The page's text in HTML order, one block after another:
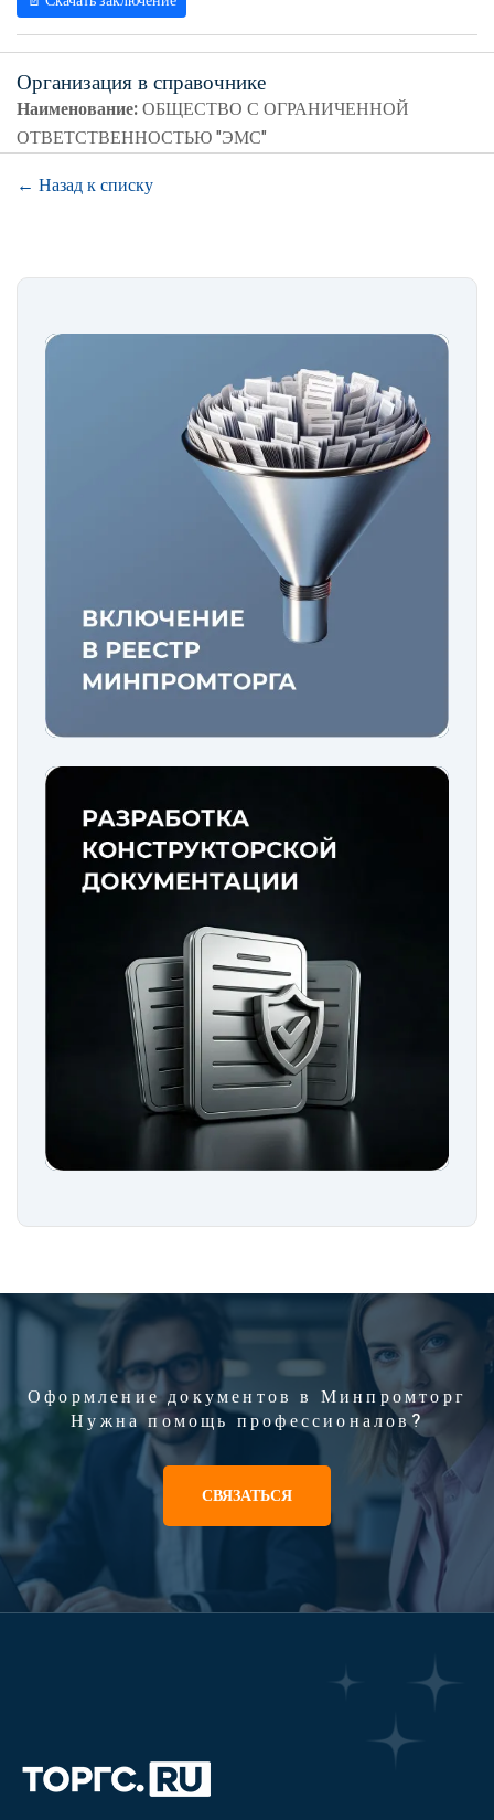
Организация в справочнике
Наименование:ОБЩЕСТВО С ОГРАНИЧЕННОЙ
ОТВЕТСТВЕННОСТЬЮ "ЭМС"
← Назад к списку
Оформление документов в Минпромторг
Нужна помощь профессионалов?
СВЯЗАТЬСЯ